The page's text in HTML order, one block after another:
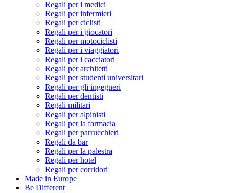
Regali per i medici
Regali per infermieri
Regali per ciclisti
Regali per i giocatori
Regali per motociclisti
Regali per i viaggiatori
Regali per i cacciatori
Regali per architetti
Regali per studenti universitari
Regali per gli ingegneri
Regali per dentisti
Regali militari
Regali per alpinisti
Regali per la farmacia
Regali per parrucchieri
Regali da bar
Regali per la palestra
Regali per hotel
Regali per corridori
Made in Europe
Be Different